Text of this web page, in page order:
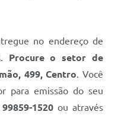
no endereço de
Procure o setor de
499, Centro. Você
para emissão do seu
1520ou através